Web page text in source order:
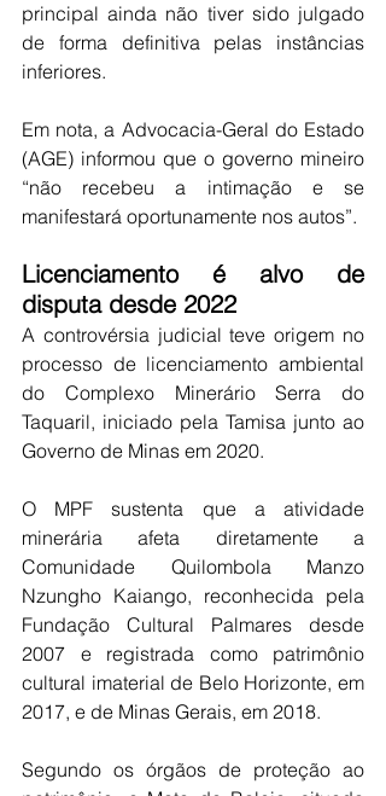
principal ainda não tiver sido julgado
de forma definitiva pelas instâncias
inferiores.
Em nota, a Advocacia-Geral do Estado
(AGE) informou que o governo mineiro
“não recebeu a intimação e se
manifestará oportunamente nos autos”.
Licenciamento é alvo de
disputa desde 2022
A controvérsia judicial teve origem no
processo de licenciamento ambiental
do Complexo Minerário Serra do
Taquaril, iniciado pela Tamisa junto ao
Governo de Minas em 2020.
O MPF sustenta que a atividade
minerária afeta diretamente a
Comunidade Quilombola Manzo
Nzungho Kaiango, reconhecida pela
Fundação Cultural Palmares desde
2007 e registrada como patrimônio
cultural imaterial de Belo Horizonte, em
2017, e de Minas Gerais, em 2018.
Segundo os órgãos de proteção ao